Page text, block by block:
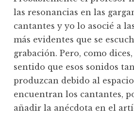
las resonancias en las
cantantes y yo lo asocié a
más evidentes que se
grabación. Pero, como
sentido que esos sonidos
produzcan debido al
encuentran los cantantes,
añadir la anécdota en el